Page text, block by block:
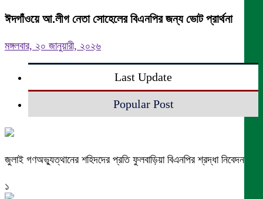
ঈদগাঁওয়ে আ.লীগ নেতা সোহেলের বিএনপির জন্য ভোট প্রার্থনা
মঙ্গলবার, ২০ জানুয়ারী, ২০২৬
Last Update
Popular Post
জুলাই গণঅভ্যুত্থানের শহিদদের প্রতি ফুলবাড়িয়া বিএনপির শ্রদ্ধা নিবেদন
১